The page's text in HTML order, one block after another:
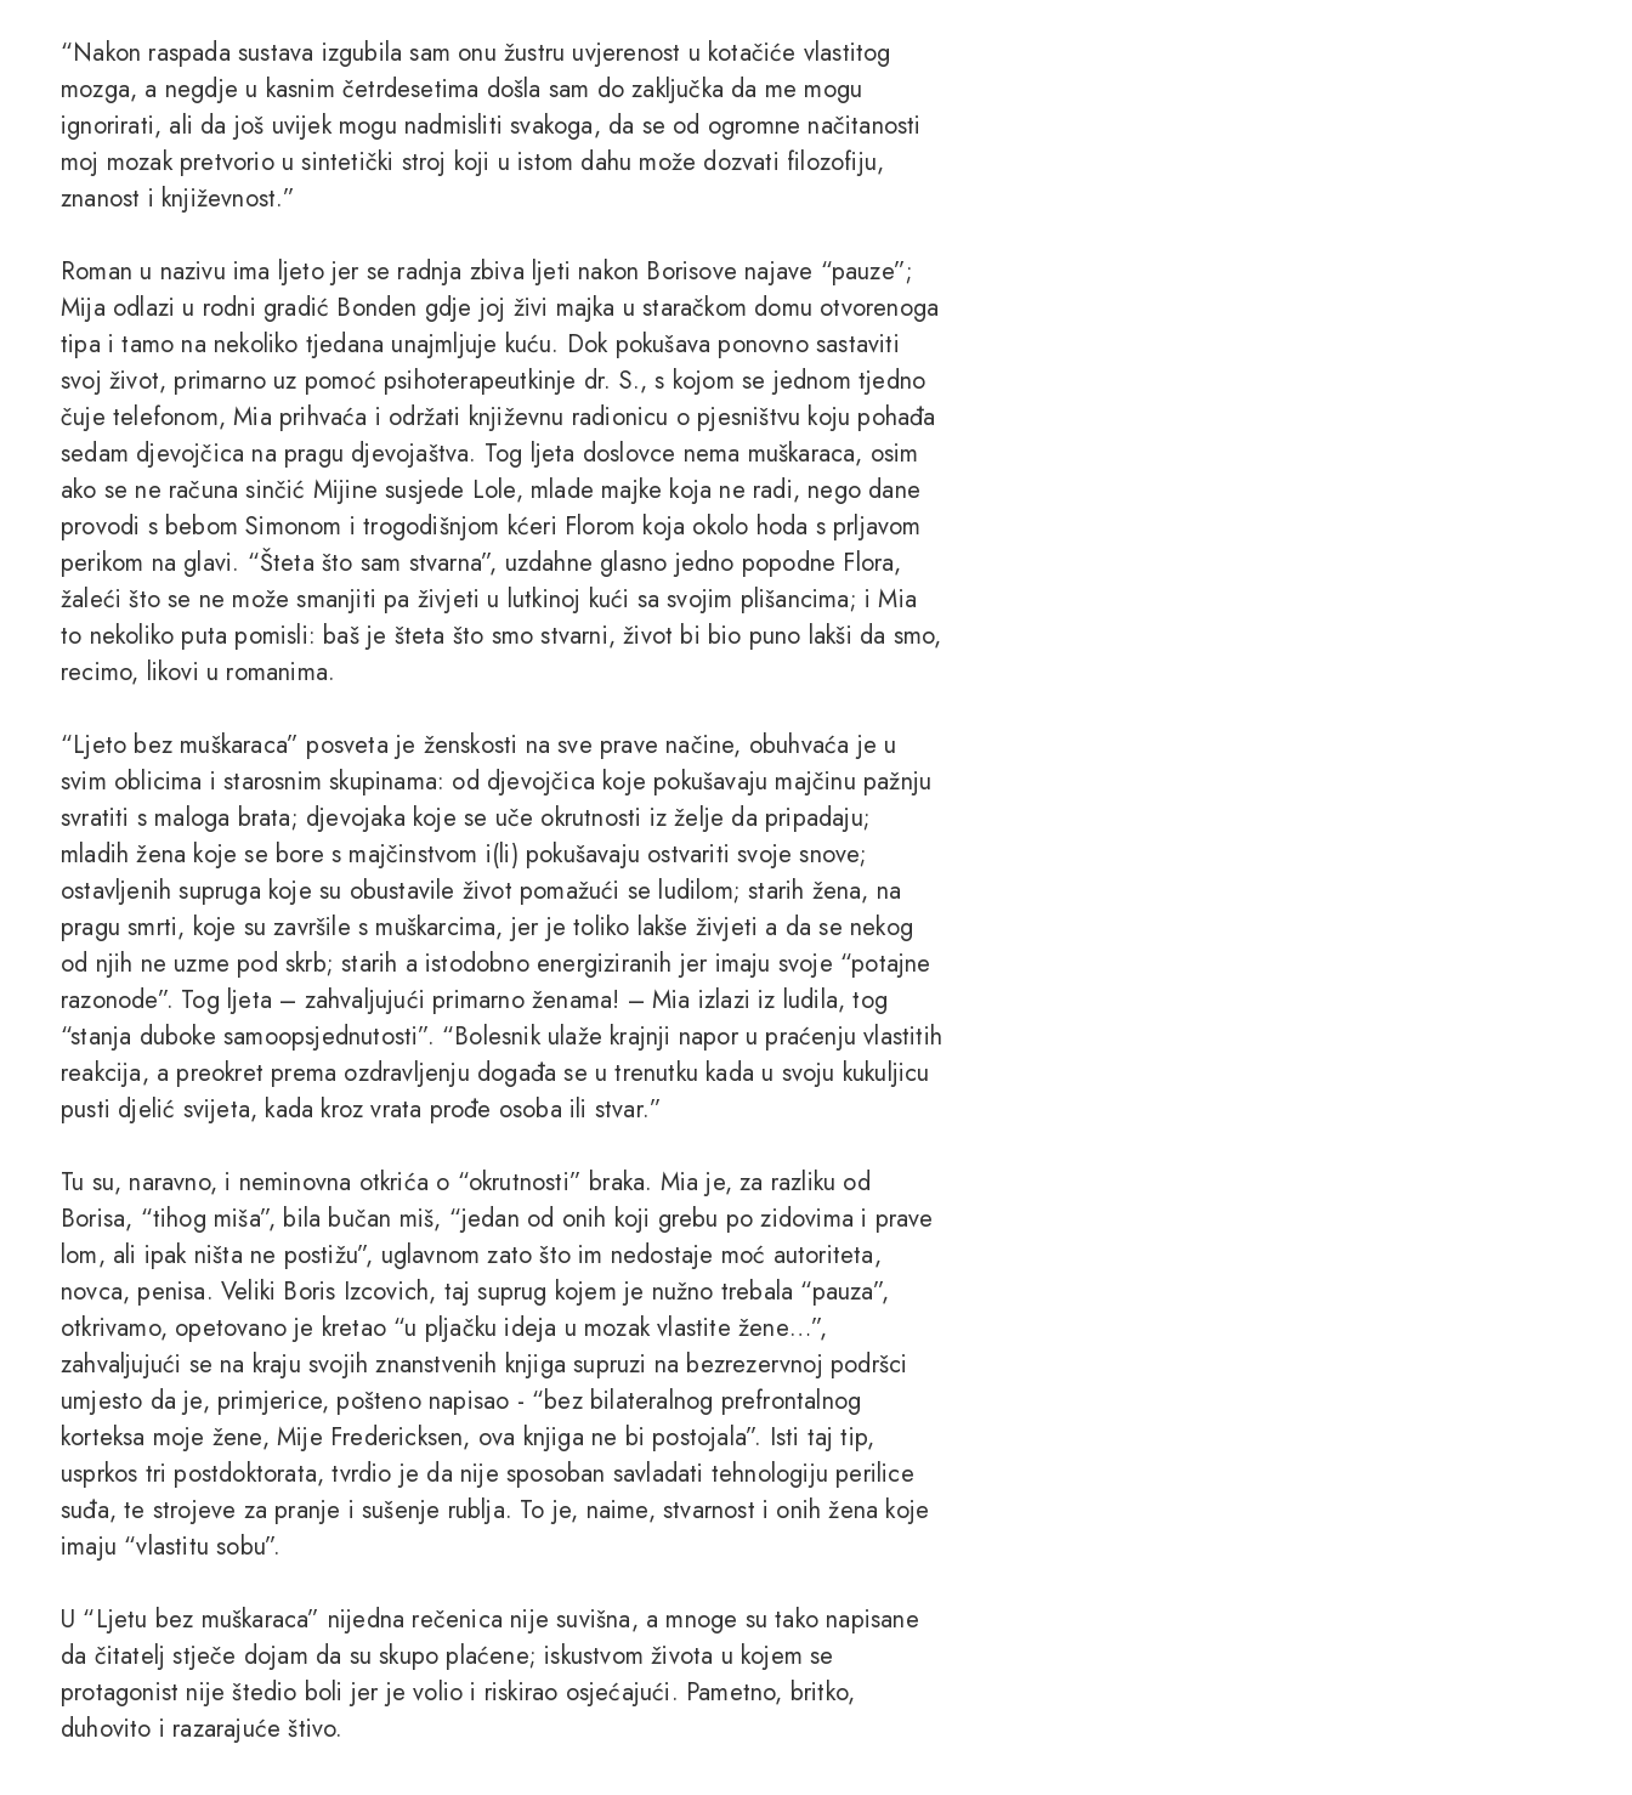
“Nakon raspada sustava izgubila sam onu žustru uvjerenost u kotačiće vlastitog
mozga, a negdje u kasnim četrdesetima došla sam do zaključka da me mogu
ignorirati, ali da još uvijek mogu nadmisliti svakoga, da se od ogromne načitanosti
moj mozak pretvorio u sintetički stroj koji u istom dahu može dozvati filozofiju,
znanost i književnost.”
Roman u nazivu ima ljeto jer se radnja zbiva ljeti nakon Borisove najave “pauze”;
Mija odlazi u rodni gradić Bonden gdje joj živi majka u staračkom domu otvorenoga
tipa i tamo na nekoliko tjedana unajmljuje kuću. Dok pokušava ponovno sastaviti
svoj život, primarno uz pomoć psihoterapeutkinje dr. S., s kojom se jednom tjedno
čuje telefonom, Mia prihvaća i održati književnu radionicu o pjesništvu koju pohađa
sedam djevojčica na pragu djevojaštva. Tog ljeta doslovce nema muškaraca, osim
ako se ne računa sinčić Mijine susjede Lole, mlade majke koja ne radi, nego dane
provodi s bebom Simonom i trogodišnjom kćeri Florom koja okolo hoda s prljavom
perikom na glavi. “Šteta što sam stvarna”, uzdahne glasno jedno popodne Flora,
žaleći što se ne može smanjiti pa živjeti u lutkinoj kući sa svojim plišancima; i Mia
to nekoliko puta pomisli: baš je šteta što smo stvarni, život bi bio puno lakši da smo,
recimo, likovi u romanima.
“Ljeto bez muškaraca” posveta je ženskosti na sve prave načine, obuhvaća je u
svim oblicima i starosnim skupinama: od djevojčica koje pokušavaju majčinu pažnju
svratiti s maloga brata; djevojaka koje se uče okrutnosti iz želje da pripadaju;
mladih žena koje se bore s majčinstvom i(li) pokušavaju ostvariti svoje snove;
ostavljenih supruga koje su obustavile život pomažući se ludilom; starih žena, na
pragu smrti, koje su završile s muškarcima, jer je toliko lakše živjeti a da se nekog
od njih ne uzme pod skrb; starih a istodobno energiziranih jer imaju svoje “potajne
razonode”. Tog ljeta – zahvaljujući primarno ženama! – Mia izlazi iz ludila, tog
“stanja duboke samoopsjednutosti”. “Bolesnik ulaže krajnji napor u praćenju vlastitih
reakcija, a preokret prema ozdravljenju događa se u trenutku kada u svoju kukuljicu
pusti djelić svijeta, kada kroz vrata prođe osoba ili stvar.”
Tu su, naravno, i neminovna otkrića o “okrutnosti” braka. Mia je, za razliku od
Borisa, “tihog miša”, bila bučan miš, “jedan od onih koji grebu po zidovima i prave
lom, ali ipak ništa ne postižu”, uglavnom zato što im nedostaje moć autoriteta,
novca, penisa. Veliki Boris Izcovich, taj suprug kojem je nužno trebala “pauza”,
otkrivamo, opetovano je kretao “u pljačku ideja u mozak vlastite žene…”,
zahvaljujući se na kraju svojih znanstvenih knjiga supruzi na bezrezervnoj podršci
umjesto da je, primjerice, pošteno napisao - “bez bilateralnog prefrontalnog
korteksa moje žene, Mije Fredericksen, ova knjiga ne bi postojala”. Isti taj tip,
usprkos tri postdoktorata, tvrdio je da nije sposoban savladati tehnologiju perilice
suđa, te strojeve za pranje i sušenje rublja. To je, naime, stvarnost i onih žena koje
imaju “vlastitu sobu”.
U “Ljetu bez muškaraca” nijedna rečenica nije suvišna, a mnoge su tako napisane
da čitatelj stječe dojam da su skupo plaćene; iskustvom života u kojem se
protagonist nije štedio boli jer je volio i riskirao osjećajući. Pametno, britko,
duhovito i razarajuće štivo.